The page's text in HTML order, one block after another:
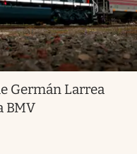
Germán Larrea
BMV